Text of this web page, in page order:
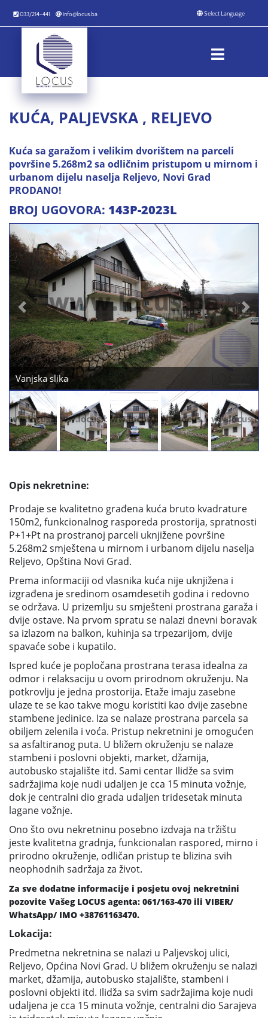
033/214-441 info@locus.ba
KUĆA, PALJEVSKA , RELJEVO
Kuća sa garažom i velikim dvorištem na parceli
površine 5.268m2 sa odličnim pristupom u mirnom i
urbanom dijelu naselja Reljevo, Novi Grad
PRODANO!
BROJ UGOVORA: 143P-2023L
Vanjska slika
Previous Next
Opis nekretnine:
Prodaje se kvalitetno građena kuća bruto kvadrature
150m2, funkcionalnog rasporeda prostorija, spratnosti
P+1+Pt na prostranoj parceli uknjižene površine
5.268m2 smještena u mirnom i urbanom dijelu naselja
Reljevo, Opština Novi Grad.
Prema informaciji od vlasnika kuća nije uknjižena i
izgrađena je sredinom osamdesetih godina i redovno
se održava. U prizemlju su smješteni prostrana garaža i
dvije ostave. Na prvom spratu se nalazi dnevni boravak
sa izlazom na balkon, kuhinja sa trpezarijom, dvije
spavaće sobe i kupatilo.
Ispred kuće je popločana prostrana terasa idealna za
odmor i relaksaciju u ovom prirodnom okruženju. Na
potkrovlju je jedna prostorija. Etaže imaju zasebne
ulaze te se kao takve mogu koristiti kao dvije zasebne
stambene jedinice. Iza se nalaze prostrana parcela sa
obiljem zelenila i voća. Pristup nekretnini je omogućen
sa asfaltiranog puta. U bližem okruženju se nalaze
stambeni i poslovni objekti, market, džamija,
autobusko stajalište itd. Sami centar Ilidže sa svim
sadržajima koje nudi udaljen je cca 15 minuta vožnje,
dok je centralni dio grada udaljen tridesetak minuta
lagane vožnje.
Ono što ovu nekretninu posebno izdvaja na tržištu
jeste kvalitetna gradnja, funkcionalan raspored, mirno i
prirodno okruženje, odličan pristup te blizina svih
neophodnih sadržaja za život.
Za sve dodatne informacije i posjetu ovoj nekretnini
pozovite Vašeg LOCUS agenta: 061/163-470 ili VIBER/
WhatsApp/ IMO +38761163470.
Lokacija:
Predmetna nekretnina se nalazi u Paljevskoj ulici,
Reljevo, Općina Novi Grad. U bližem okruženju se nalazi
market, džamija, autobusko stajalište, stambeni i
poslovni objekti itd. Ilidža sa svim sadržajima koje nudi
udaljena je cca 15 minuta vožnje, centralni dio Sarajeva